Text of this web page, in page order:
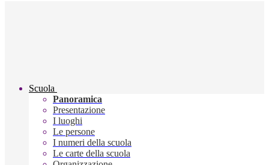
Scuola
Panoramica
Presentazione
I luoghi
Le persone
I numeri della scuola
Le carte della scuola